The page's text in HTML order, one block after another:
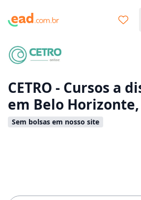
Vamos te guiar no caminho ideal para
Sim, já sei
CETRO - Cursos a
em Belo Horizonte,
Sem bolsas em nosso site